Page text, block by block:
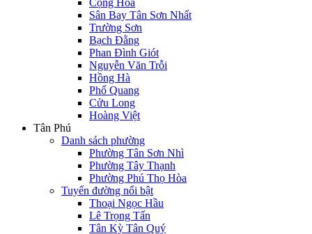
Cộng Hòa
Sân Bay Tân Sơn Nhất
Trường Sơn
Bạch Đằng
Phan Đình Giót
Nguyễn Văn Trỗi
Hồng Hà
Phổ Quang
Cửu Long
Hoàng Việt
Tân Phú
Danh sách phường
Phường Tân Sơn Nhì
Phường Tây Thạnh
Phường Phú Thọ Hòa
Tuyến đường nổi bật
Thoại Ngọc Hầu
Lê Trọng Tấn
Tân Kỳ Tân Quý